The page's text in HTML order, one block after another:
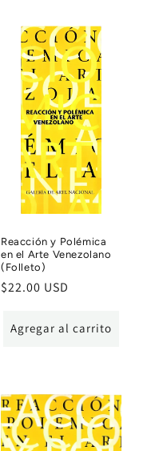
Reacción y Polémica
en el Arte Venezolano
(Folleto)
Precio
$22.00 USD
Agregar al carrito